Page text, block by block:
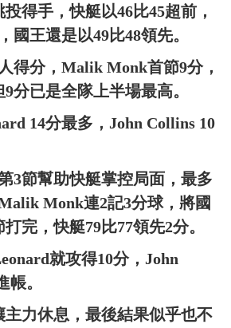
得手，快艇以46比45超前，
國王還是以49比48領先。
得分，Malik Monk首節9分，
分已是全隊上半場最高。
14分最多，John Collins 10
3節幫助快艇掌控局面，最多
Monk連2記3分球，將國
完，快艇79比77領先2分。
就攻得10分，John
帳。
主力休息，最後結果似乎也不